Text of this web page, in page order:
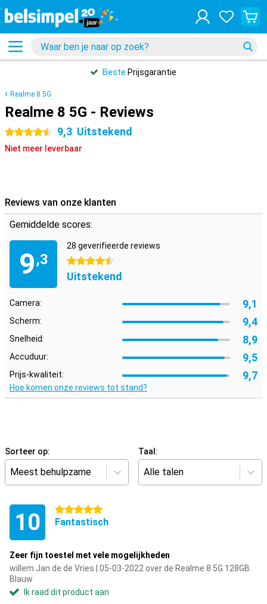
Beste Prijsgarantie
Realme 8 5G
Realme 8 5G - Reviews
4.5 sterren 9,3 Uitstekend
Niet meer leverbaar
Reviews van onze klanten
Gemiddelde scores:
9,3
28 geverifieerde reviews
4.5 sterren
Uitstekend
Camera: 9,1
Scherm: 9,4
Snelheid: 8,9
Accuduur: 9,5
Prijs-kwaliteit: 9,7
Hoe komen onze reviews tot stand?
Sorteer op:
Meest behulpzame
Taal:
Alle talen
10 5 sterren
Fantastisch
Zeer fijn toestel met vele mogelijkheden
willem Jan de de Vries | 05-03-2022 over de Realme 8 5G 128GB
Blauw
Ik raad dit product aan